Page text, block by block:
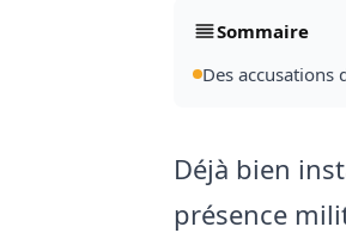
Sommaire
Des
Déjà bien
présence